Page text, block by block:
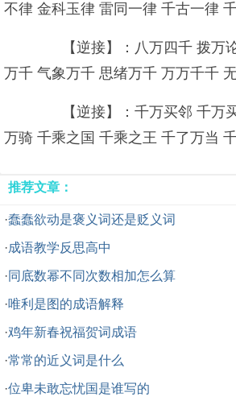
不律 金科玉律 雷同一律 千古一律
【逆接】：八万四千 拨万
万千 气象万千 思绪万千 万万千千
【逆接】：千万买邻 千万
万骑 千乘之国 千乘之王 千了万当
推荐文章：
·蠢蠢欲动是褒义词还是贬义词
·成语教学反思高中
·同底数幂不同次数相加怎么算
·唯利是图的成语解释
·鸡年新春祝福贺词成语
·常常的近义词是什么
·位卑未敢忘忧国是谁写的